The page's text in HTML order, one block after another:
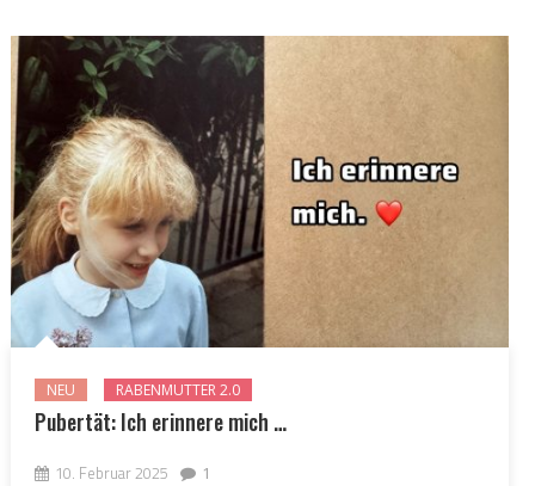
NEU RABENMUTTER 2.0
Pubertät: Ich erinnere mich …
10. Februar 2025 1